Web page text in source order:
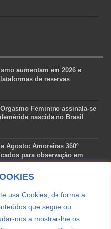
usa Cookies, de forma a
que segue ou
nos a mostrar-lhe os
aumentam em 2026 e
de reservas
Feminino assinala-se
nascida no Brasil
Agosto: Amoreiras 360º
para observação em
internacional de liderança